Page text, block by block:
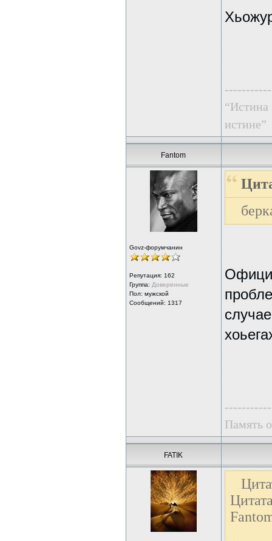
“Истина
истине”
Fantom
Govz-форумчанин
Репутация: 162
Группа: Доверенные
Пол: мужской
Сообщений: 1317
Память
FATIK